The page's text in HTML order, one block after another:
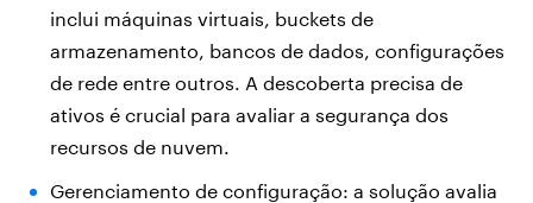
inclui máquinas virtuais, buckets de
armazenamento, bancos de dados, configurações
de rede entre outros. A descoberta precisa de
ativos é crucial para avaliar a segurança dos
recursos de nuvem.
Gerenciamento de configuração: a solução avalia